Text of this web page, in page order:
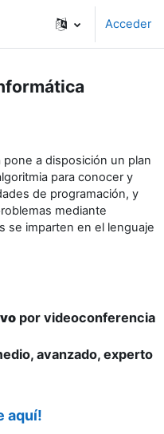
Acceder
pone a disposición un plan
para conocer y
de programación, y
mediante
se imparten en el lenguaje
por videoconferencia
avanzado, experto
aquí!